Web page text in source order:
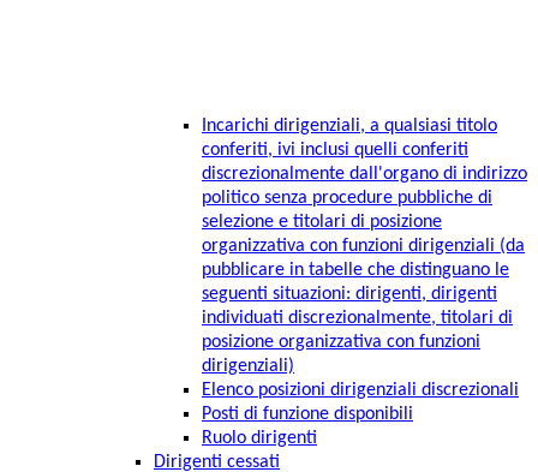
Incarichi dirigenziali, a qualsiasi titolo
conferiti, ivi inclusi quelli conferiti
discrezionalmente dall'organo di indirizzo
politico senza procedure pubbliche di
selezione e titolari di posizione
organizzativa con funzioni dirigenziali (da
pubblicare in tabelle che distinguano le
seguenti situazioni: dirigenti, dirigenti
individuati discrezionalmente, titolari di
posizione organizzativa con funzioni
dirigenziali)
Elenco posizioni dirigenziali discrezionali
Posti di funzione disponibili
Ruolo dirigenti
Dirigenti cessati